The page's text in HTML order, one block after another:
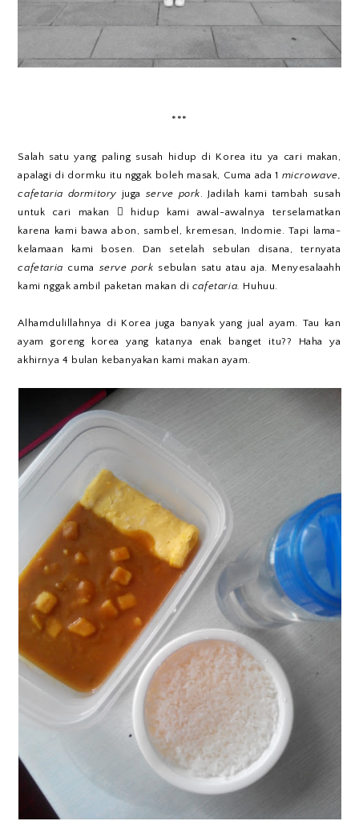
***
Salah satu yang paling susah hidup di Korea itu ya cari makan,
apalagi di dormku itu nggak boleh masak, Cuma ada 1 microwave,
cafetaria dormitory juga serve pork . Jadilah kami tambah susah
untuk cari makan  hidup kami awal-awalnya terselamatkan
karena kami bawa abon, sambel, kremesan, Indomie. Tapi lama-
kelamaan kami bosen. Dan setelah sebulan disana, ternyata
cafetaria cuma serve pork sebulan satu atau aja. Menyesalaahh
kami nggak ambil paketan makan di cafetaria. Huhuu.
Alhamdulillahnya di Korea juga banyak yang jual ayam. Tau kan
ayam goreng korea yang katanya enak banget itu?? Haha ya
akhirnya 4 bulan kebanyakan kami makan ayam.